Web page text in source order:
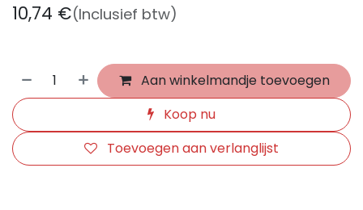
10,74 €(Inclusief btw)
Aan winkelmandje toevoegen
Koop nu
Toevoegen aan verlanglijst